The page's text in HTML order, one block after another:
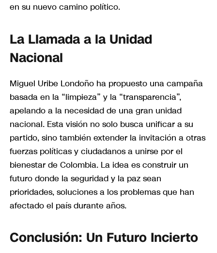
en su nuevo camino político.
La Llamada a la Unidad
Nacional
Miguel Uribe Londoño ha propuesto una campaña
basada en la “limpieza” y la “transparencia”,
apelando a la necesidad de una gran unidad
nacional. Esta visión no solo busca unificar a su
partido, sino también extender la invitación a otras
fuerzas políticas y ciudadanos a unirse por el
bienestar de Colombia. La idea es construir un
futuro donde la seguridad y la paz sean
prioridades, soluciones a los problemas que han
afectado el país durante años.
Conclusión: Un Futuro Incierto